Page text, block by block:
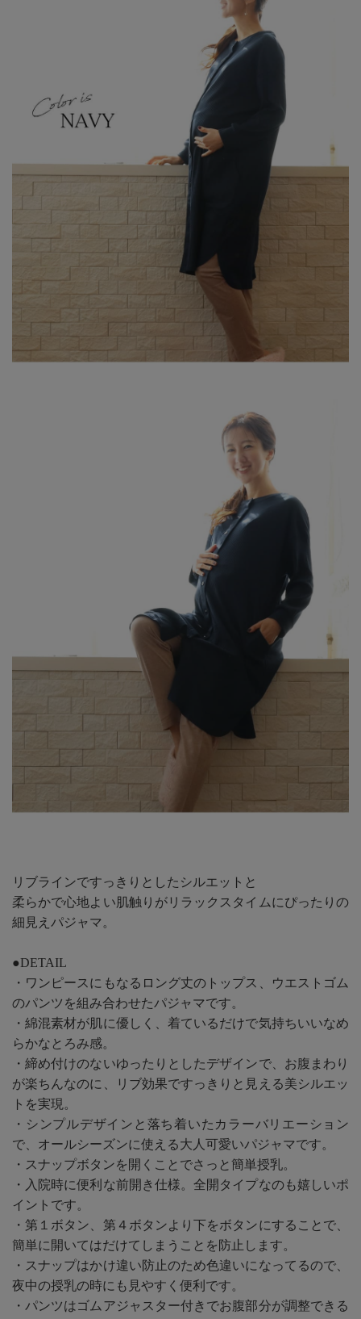
リブラインですっきりとしたシルエットと
柔らかで心地よい肌触りがリラックスタイムにぴったりの
細見えパジャマ。
●DETAIL
・ワンピースにもなるロング丈のトップス、ウエストゴム
のパンツを組み合わせたパジャマです。
・綿混素材が肌に優しく、着ているだけで気持ちいいなめ
らかなとろみ感。
・締め付けのないゆったりとしたデザインで、お腹まわり
が楽ちんなのに、リブ効果ですっきりと見える美シルエッ
トを実現。
・シンプルデザインと落ち着いたカラーバリエーション
で、オールシーズンに使える大人可愛いパジャマです。
・スナップボタンを開くことでさっと簡単授乳。
・入院時に便利な前開き仕様。全開タイプなのも嬉しいポ
イントです。
・第１ボタン、第４ボタンより下をボタンにすることで、
簡単に開いてはだけてしまうことを防止します。
・スナップはかけ違い防止のため色違いになってるので、
夜中の授乳の時にも見やすく便利です。
・パンツはゴムアジャスター付きでお腹部分が調整できる